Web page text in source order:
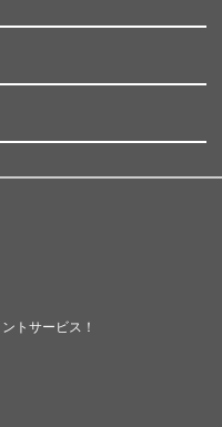
トサービス！